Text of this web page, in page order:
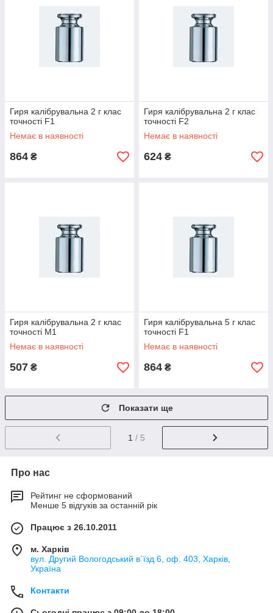
Гиря калібрувальна 2 г клас
точності F1
Немає в наявності
864 ₴
Гиря калібрувальна 2 г клас
точності F2
Немає в наявності
624 ₴
Гиря калібрувальна 2 г клас
точності М1
Немає в наявності
507 ₴
Гиря калібрувальна 5 г клас
точності F1
Немає в наявності
864 ₴
Показати ще
1 / 5
Про нас
Рейтинг не сформований
Менше 5 відгуків за останній рік
Працює з 26.10.2011
м. Харків
вул. Другий Вологодський в`їзд 6, оф. 403, Харків,
Україна
Контакти